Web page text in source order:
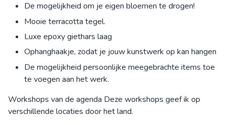
De mogelijkheid om je eigen bloemen te drogen!
Mooie terracotta tegel.
Luxe epoxy giethars laag
Ophanghaakje, zodat je jouw kunstwerk op kan hangen
De mogelijkheid persoonlijke meegebrachte items toe
te voegen aan het werk.
Workshops van de agenda Deze workshops geef ik op
verschillende locaties door het land.